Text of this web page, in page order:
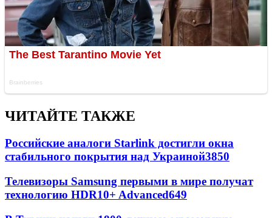
ЧИТАЙТЕ ТАКЖЕ
Российские аналоги Starlink достигли окна
стабильного покрытия над Украиной3850
Телевизоры Samsung первыми в мире получат
технологию HDR10+ Advanced649